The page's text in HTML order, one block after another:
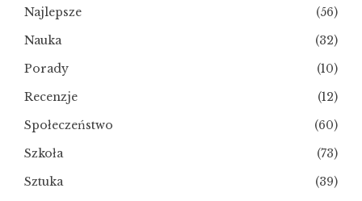
Najlepsze
(56)
Nauka
(32)
Porady
(10)
Recenzje
(12)
Społeczeństwo
(60)
Szkoła
(73)
Sztuka
(39)